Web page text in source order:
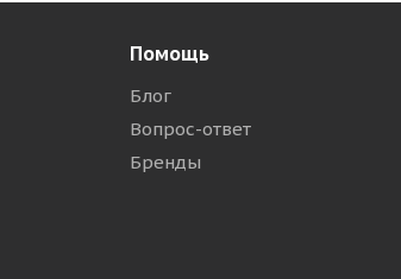
Помощь
Блог
Вопрос-ответ
Бренды